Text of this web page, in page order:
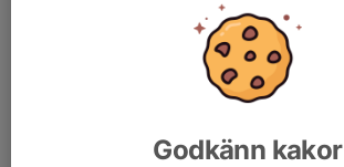
Godkänn kakor